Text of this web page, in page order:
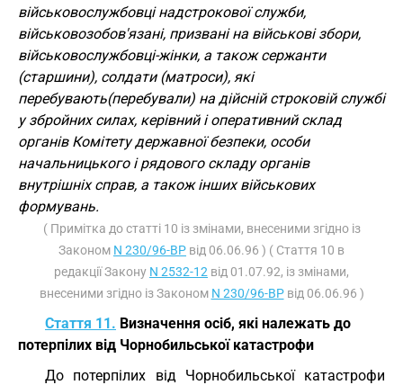
військовослужбовці надстрокової служби,
військовозобов'язані, призвані на військові збори,
військовослужбовці-жінки, а також сержанти
(старшини), солдати (матроси), які
перебувають(перебували) на дійсній строковій службі
у збройних силах, керівний і оперативний склад
органів Комітету державної безпеки, особи
начальницького і рядового складу органів
внутрішніх справ, а також інших військових
формувань.
( Примітка до статті 10 із змінами, внесеними згідно із
Законом N 230/96-ВР від 06.06.96 ) ( Стаття 10 в
редакції Закону N 2532-12 від 01.07.92, із змінами,
внесеними згідно із Законом N 230/96-ВРвід 06.06.96 )
Стаття 11. Визначення осіб, які належать до
потерпілих від Чорнобильської катастрофи
До потерпілих від Чорнобильської катастрофи